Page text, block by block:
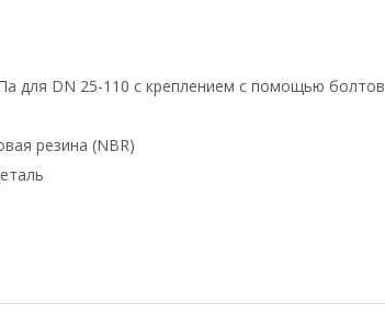
для DN 25-110 с креплением с помощью болтов
резина (NBR)